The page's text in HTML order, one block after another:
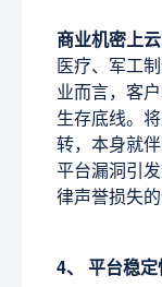
商业机密上
医疗、军工
业而言，客
生存底线。
转，本身就
平台漏洞引
律声誉损失
4、 平台稳